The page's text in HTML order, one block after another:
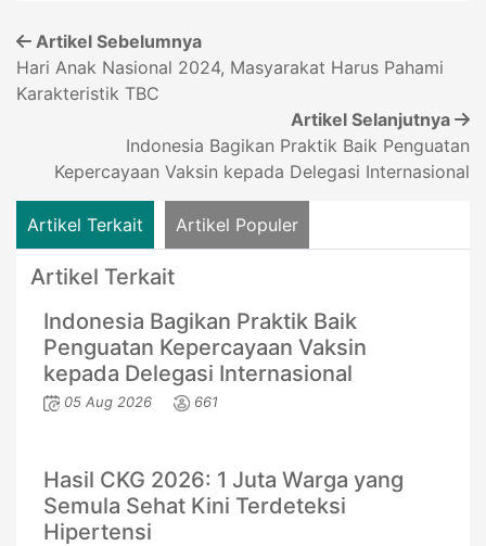
Artikel Sebelumnya
Hari Anak Nasional 2024, Masyarakat Harus Pahami
Karakteristik TBC
Artikel Selanjutnya
Indonesia Bagikan Praktik Baik Penguatan
Kepercayaan Vaksin kepada Delegasi Internasional
Artikel Terkait Artikel Populer
Artikel Terkait
Indonesia Bagikan Praktik Baik
Penguatan Kepercayaan Vaksin
kepada Delegasi Internasional
05 Aug 2026 661
Hasil CKG 2026: 1 Juta Warga yang
Semula Sehat Kini Terdeteksi
Hipertensi